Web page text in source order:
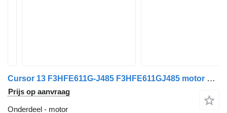
Cursor 13 F3HFE611G-J485 F3HFE611GJ485 motor voor IVECO Stralis
Prijs op aanvraag
Onderdeel - motor